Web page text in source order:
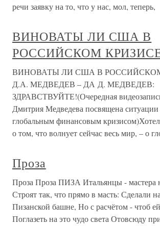
речи заявку на то, что у нас, мол, теперь,
ВИНОВАТЫ ЛИ США В
РОССИЙСКОМ
ВИНОВАТЫ ЛИ США В
Д.А. МЕДВЕДЕВ – ДА Д. МЕДВЕДЕВ:
ЗДРАВСТВУЙТЕ!(Очередная
Дмитрия Медведева посвящена ситуации
глобальным финансовым
о том, что волнует сейчас весь мир, – о
Проза
Проза Проза ПИЗА Итальянцы -
Строят так, что прямо в масть: Сделали
Пизанской башне, Но с расчётом - чтоб
Поглазеть на это чудо света Отовсюду